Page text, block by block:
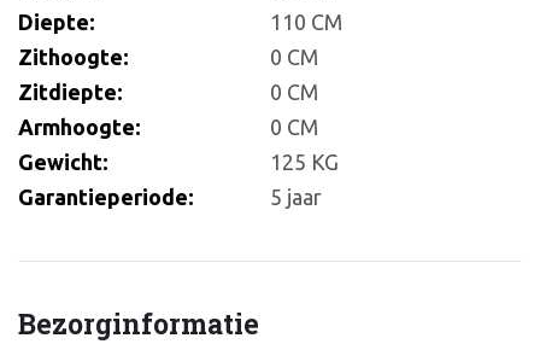
Diepte:
110 CM
Zithoogte:
0 CM
Zitdiepte:
0 CM
Armhoogte:
0 CM
Gewicht:
125 KG
Garantieperiode:
5 jaar
Bezorginformatie